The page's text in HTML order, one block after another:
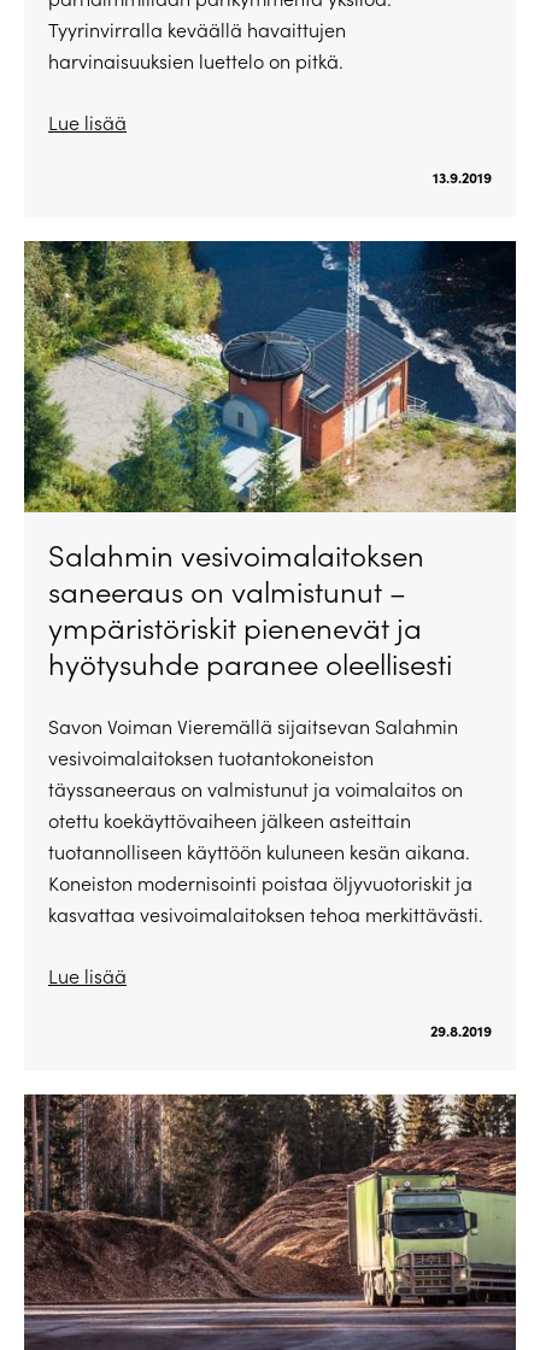
Tyyrinvirralla keväällä havaittujen
harvinaisuuksien luettelo on pitkä.
Lue lisää
13.9.2019
Salahmin vesivoimalaitoksen
saneeraus on valmistunut –
ympäristöriskit pienenevät ja
hyötysuhde paranee oleellisesti
Savon Voiman Vieremällä sijaitsevan Salahmin
vesivoimalaitoksen tuotantokoneiston
täyssaneeraus on valmistunut ja voimalaitos on
otettu koekäyttövaiheen jälkeen asteittain
tuotannolliseen käyttöön kuluneen kesän aikana.
Koneiston modernisointi poistaa öljyvuotoriskit ja
kasvattaa vesivoimalaitoksen tehoa merkittävästi.
Lue lisää
29.8.2019